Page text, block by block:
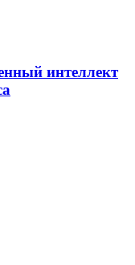
интеллект